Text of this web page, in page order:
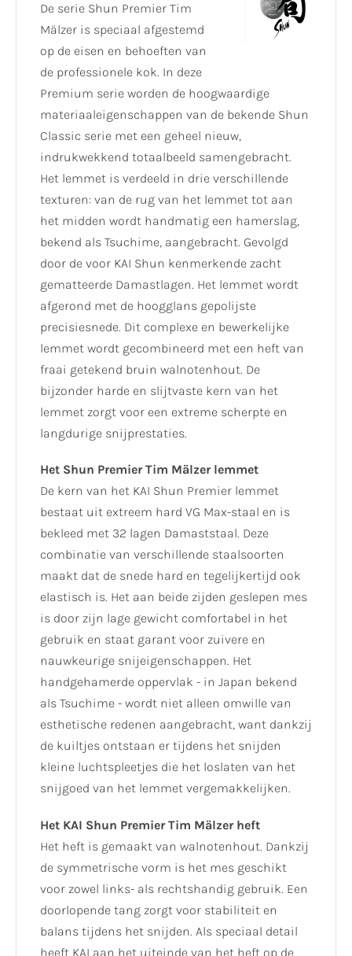
De serie Shun Premier Tim
Mälzer is speciaal afgestemd
op de eisen en behoeften van
de professionele kok. In deze
Premium serie worden de hoogwaardige
materiaaleigenschappen van de bekende Shun
Classic serie met een geheel nieuw,
indrukwekkend totaalbeeld samengebracht.
Het lemmet is verdeeld in drie verschillende
texturen: van de rug van het lemmet tot aan
het midden wordt handmatig een hamerslag,
bekend als Tsuchime, aangebracht. Gevolgd
door de voor KAI Shun kenmerkende zacht
gematteerde Damastlagen. Het lemmet wordt
afgerond met de hoogglans gepolijste
precisiesnede. Dit complexe en bewerkelijke
lemmet wordt gecombineerd met een heft van
fraai getekend bruin walnotenhout. De
bijzonder harde en slijtvaste kern van het
lemmet zorgt voor een extreme scherpte en
langdurige snijprestaties.
Het Shun Premier Tim Mälzer lemmet
De kern van het KAI Shun Premier lemmet
bestaat uit extreem hard VG Max-staal en is
bekleed met 32 lagen Damaststaal. Deze
combinatie van verschillende staalsoorten
maakt dat de snede hard en tegelijkertijd ook
elastisch is. Het aan beide zijden geslepen mes
is door zijn lage gewicht comfortabel in het
gebruik en staat garant voor zuivere en
nauwkeurige snijeigenschappen. Het
handgehamerde oppervlak - in Japan bekend
als Tsuchime - wordt niet alleen omwille van
esthetische redenen aangebracht, want dankzij
de kuiltjes ontstaan er tijdens het snijden
kleine luchtspleetjes die het loslaten van het
snijgoed van het lemmet vergemakkelijken.
Het KAI Shun Premier Tim Mälzer heft
Het heft is gemaakt van walnotenhout. Dankzij
de symmetrische vorm is het mes geschikt
voor zowel links- als rechtshandig gebruik. Een
doorlopende tang zorgt voor stabiliteit en
balans tijdens het snijden. Als speciaal detail
heeft KAI aan het uiteinde van het heft op de